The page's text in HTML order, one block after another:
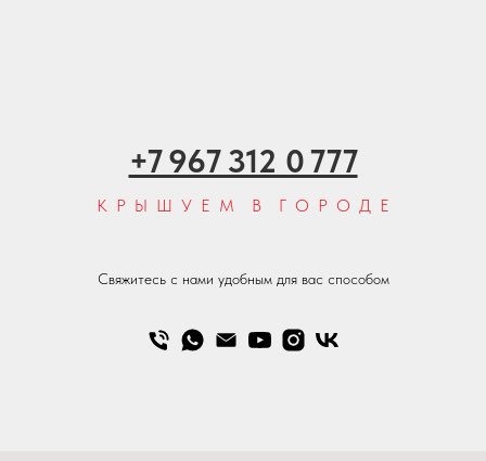
+7 967 312 0 777
К Р Ы Ш У Е М В Г О Р О Д Е
Свяжитесь с нами удобным для вас способом